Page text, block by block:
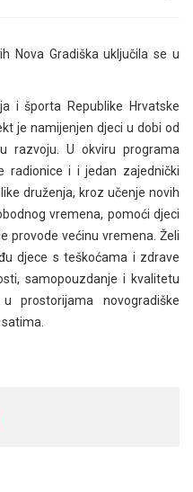
Nova Gradiška uključila se u
i športa Republike Hrvatske
je namijenjen djeci u dobi od
razvoju. U okviru programa
radionice i i jedan zajednički
druženja, kroz učenje novih
vremena, pomoći djeci
provode većinu vremena. Želi
djece s teškoćama i zdrave
samopouzdanje i kvalitetu
prostorijama novogradiške